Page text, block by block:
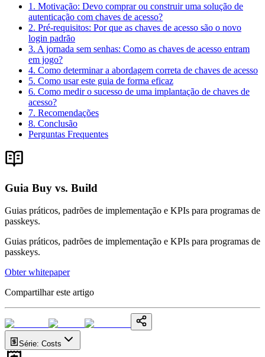
1. Motivação: Devo comprar ou construir uma solução de
autenticação com chaves de acesso?
2. Pré-requisitos: Por que as chaves de acesso são o novo
login padrão
3. A jornada sem senhas: Como as chaves de acesso entram
em jogo?
4. Como determinar a abordagem correta de chaves de acesso
5. Como usar este guia de forma eficaz
6. Como medir o sucesso de uma implantação de chaves de
acesso?
7. Recomendações
8. Conclusão
Perguntas Frequentes
Guia Buy vs. Build
Guias práticos, padrões de implementação e KPIs para programas de
passkeys.
Guias práticos, padrões de implementação e KPIs para programas de
passkeys.
Obter whitepaper
Compartilhar este artigo
Série: Costs